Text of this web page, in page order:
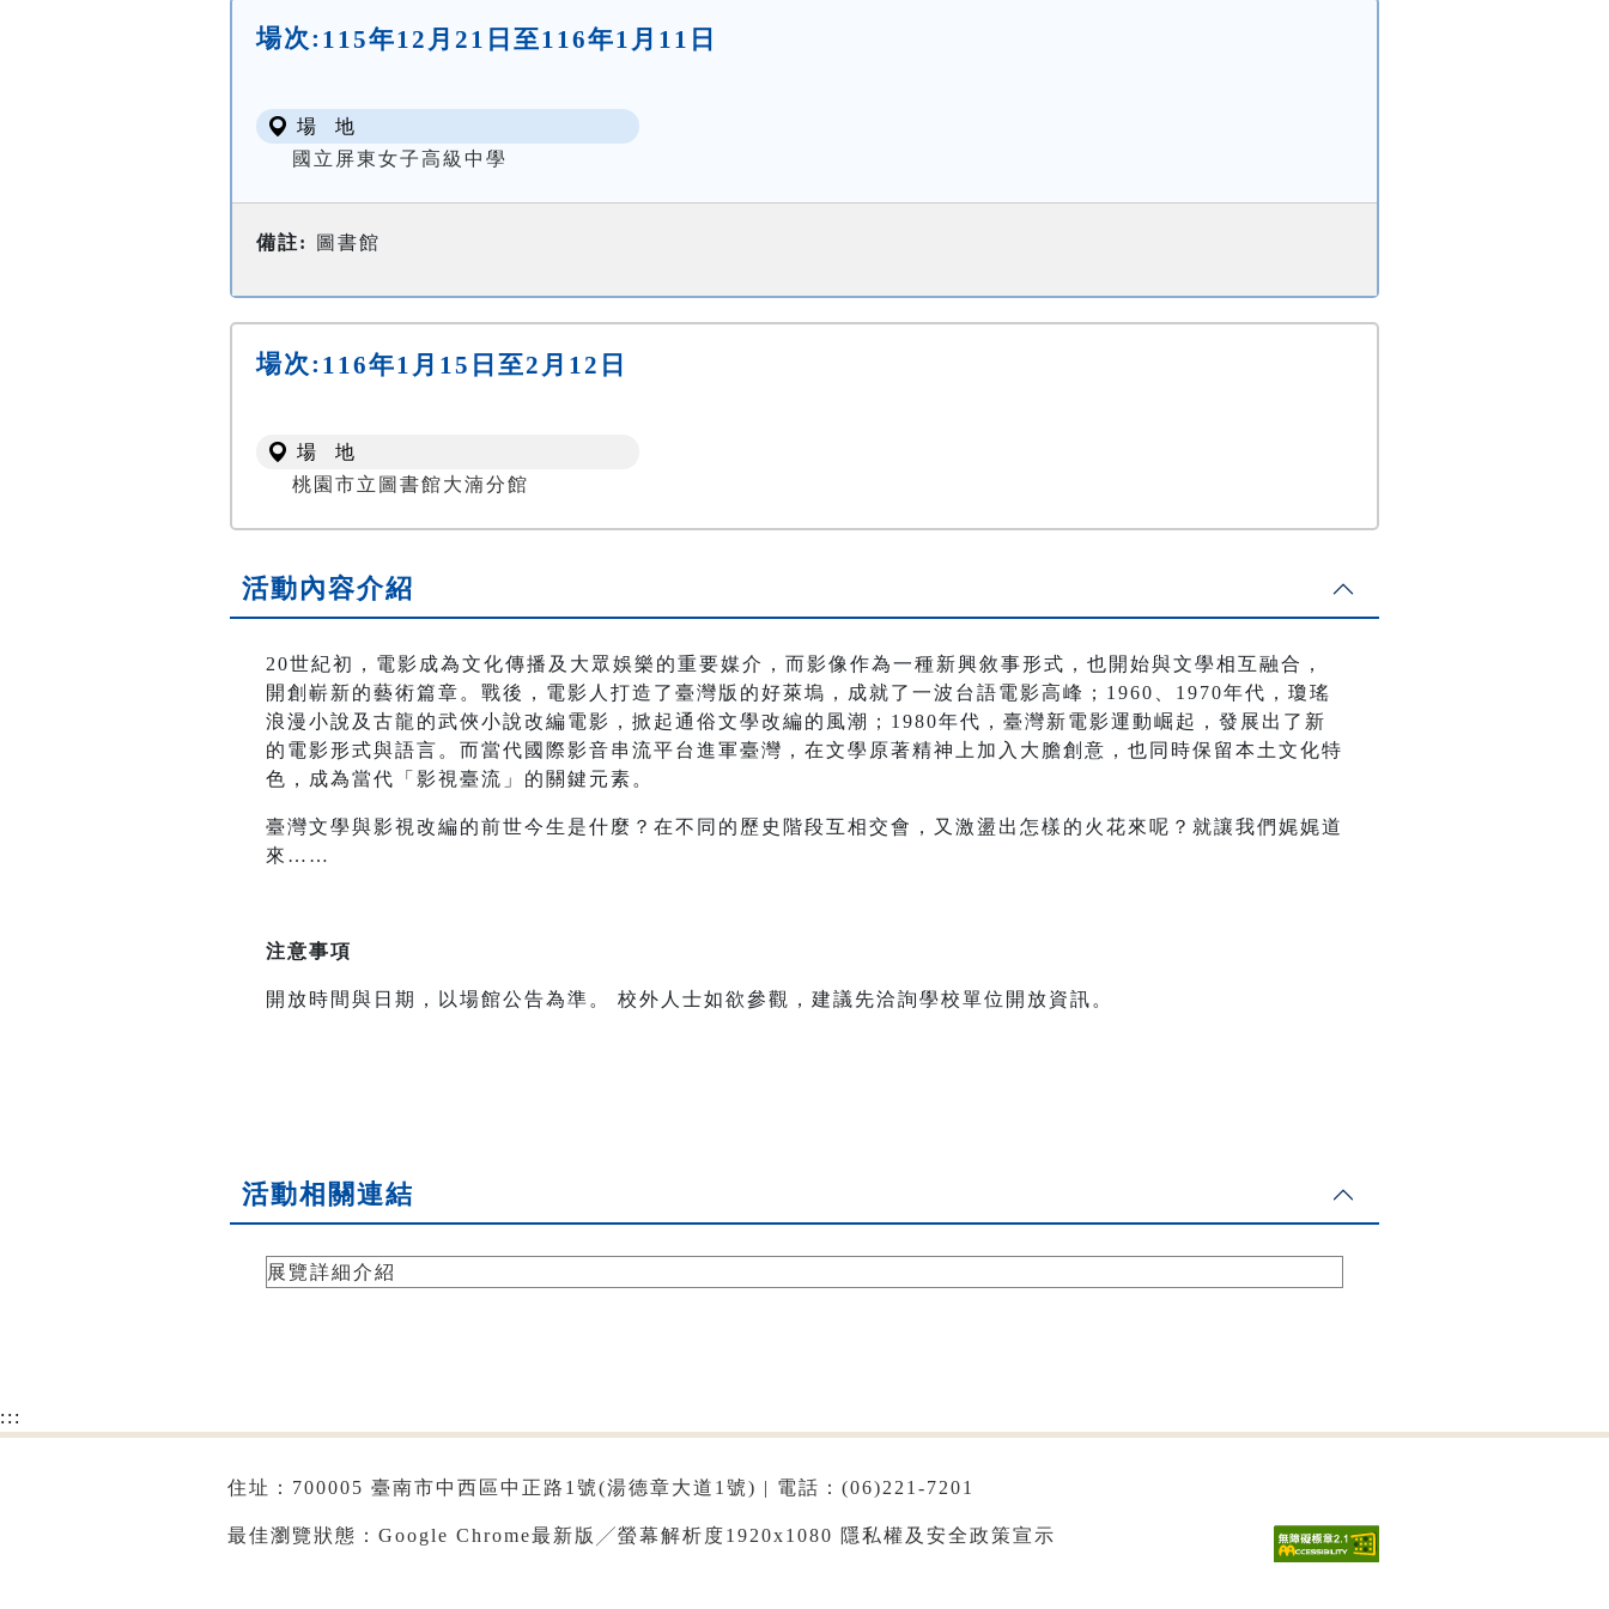
場次: 115年12月21日至116年1月11日
場 地
國立屏東女子高級中學
備註: 圖書館
場次: 116年1月15日至2月12日
場 地
桃園市立圖書館大湳分館
活動內容介紹
20世紀初，電影成為文化傳播及大眾娛樂的重要媒介，而影像作為一種新興敘事形式，也開始與文學相互融合，
開創嶄新的藝術篇章。戰後，電影人打造了臺灣版的好萊塢，成就了一波台語電影高峰；1960、1970年代，瓊瑤
浪漫小說及古龍的武俠小說改編電影，掀起通俗文學改編的風潮；1980年代，臺灣新電影運動崛起，發展出了新
的電影形式與語言。而當代國際影音串流平台進軍臺灣，在文學原著精神上加入大膽創意，也同時保留本土文化特
色，成為當代「影視臺流」的關鍵元素。
臺灣文學與影視改編的前世今生是什麼？在不同的歷史階段互相交會，又激盪出怎樣的火花來呢？就讓我們娓娓道
來……
注意事項
開放時間與日期，以場館公告為準。 校外人士如欲參觀，建議先洽詢學校單位開放資訊。
活動相關連結
展覽詳細介紹
:::
住址：700005 臺南市中西區中正路1號(湯德章大道1號) | 電話：(06)221-7201
最佳瀏覽狀態：Google Chrome最新版╱螢幕解析度1920x1080 隱私權及安全政策宣示